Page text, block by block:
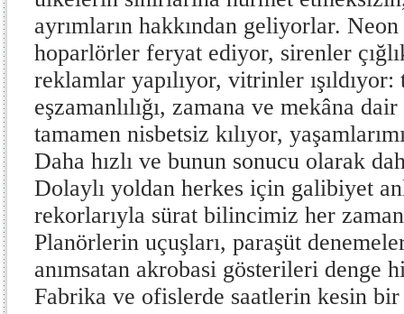
ayrımların hakkından geliyorlar. Neon
hoparlörler feryat ediyor, sirenler
reklamlar yapılıyor, vitrinler
eşzamanlılığı, zamana ve mekâna dair
tamamen nisbetsiz kılıyor,
Daha hızlı ve bunun sonucu olarak
Dolaylı yoldan herkes için galibiyet
rekorlarıyla sürat bilincimiz her
Planörlerin uçuşları, paraşüt
anımsatan akrobasi gösterileri denge
Fabrika ve ofislerde saatlerin kesin